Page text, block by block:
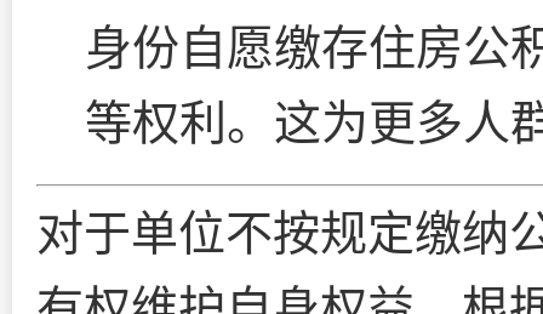
身份自愿缴存住房公
等权利。这为更多人
对于单位不按规定缴纳